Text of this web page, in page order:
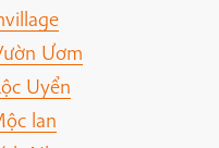
Ươm
Uyển
lan